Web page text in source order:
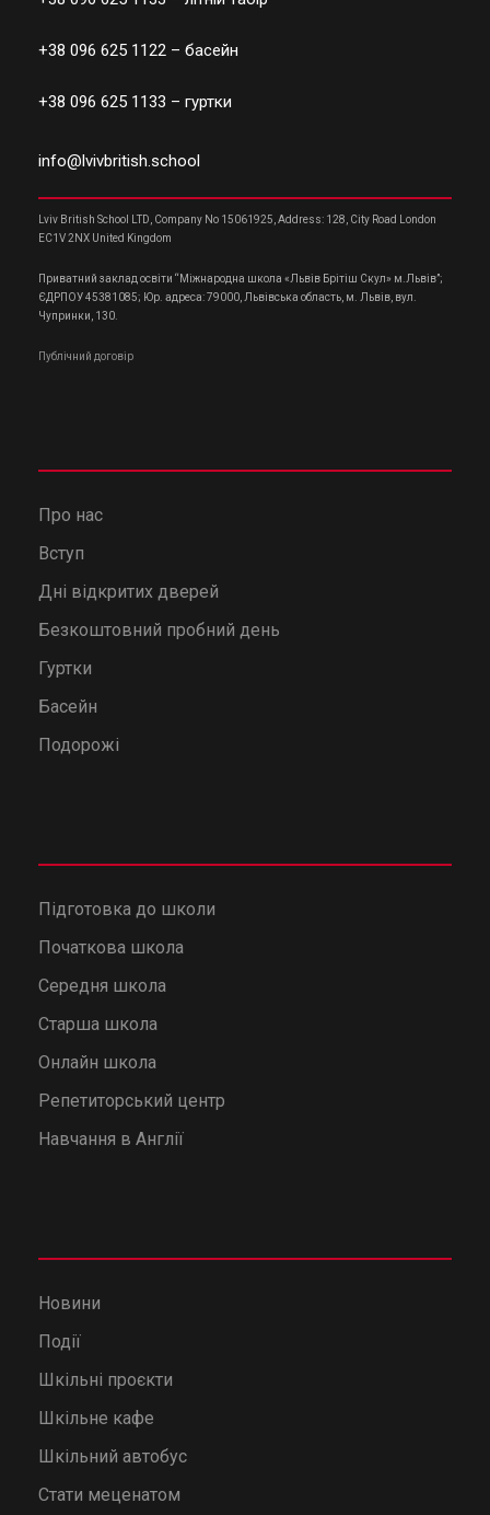
+38 096 625 1122 – басейн
+38 096 625 1133 – гуртки
info@lvivbritish.school
Lviv British School LTD, Company No 15061925, Address: 128, City Road London
EC1V 2NX United Kingdom
Приватний заклад освіти “Міжнародна школа «Львів Брітіш Скул» м.Львів”;
ЄДРПОУ 45381085; Юр. адреса: 79000, Львівська область, м. Львів, вул.
Чупринки, 130.
Публічний договір
Про нас
Вступ
Дні відкритих дверей
Безкоштовний пробний день
Гуртки
Басейн
Подорожі
Підготовка до школи
Початкова школа
Середня школа
Старша школа
Онлайн школа
Репетиторський центр
Навчання в Англії
Новини
Події
Шкільні проєкти
Шкільне кафе
Шкільний автобус
Стати меценатом